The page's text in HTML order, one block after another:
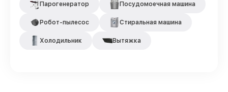
Парогенератор Посудомоечная машина
Робот-пылесос Стиральная машина
Холодильник Вытяжка